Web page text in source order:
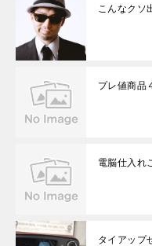
こんなクソ
プレ値商品
電脳仕入れ
タイアップ